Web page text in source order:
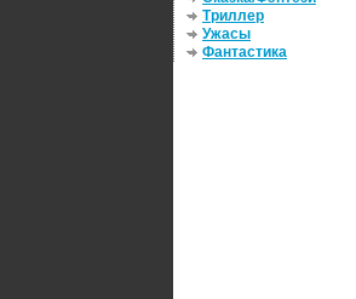
Триллер
Ужасы
Фантастика